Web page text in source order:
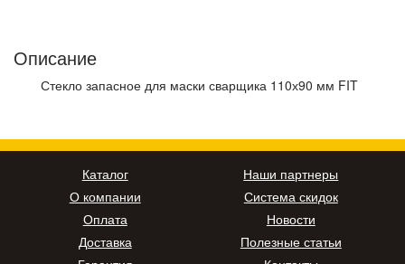
Описание
Стекло запасное для маски сварщика 110х90 мм FIT
Каталог
О компании
Оплата
Доставка
Наши партнеры
Система скидок
Новости
Полезные статьи